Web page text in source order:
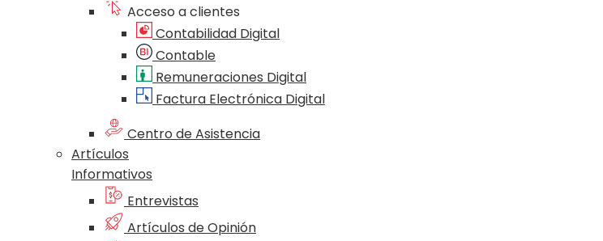
Acceso a clientes
Contabilidad Digital
Contable
Remuneraciones Digital
Factura Electrónica Digital
Centro de Asistencia
Artículos
Informativos
Entrevistas
Artículos de Opinión